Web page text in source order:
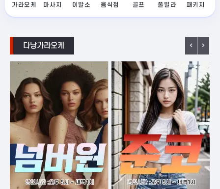
가라오케 마사지 이발소 음식점 골프 풀빌라 패키지
다낭가라오케